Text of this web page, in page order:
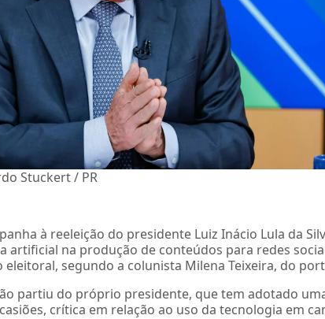
Stuckert / PR
à reeleição do presidente Luiz Inácio Lula da
artificial na produção de conteúdos para redes
eleitoral, segundo a colunista Milena Teixeira, do
partiu do próprio presidente, que tem adotado
crítica em relação ao uso da tecnologia em